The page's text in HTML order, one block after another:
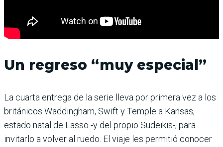
Un regreso “muy especial”
La cuarta entrega de la serie lleva por primera vez a los
británicos Waddingham, Swift y Temple a Kansas,
estado natal de Lasso -y del propio Sudeikis-, para
invitarlo a volver al ruedo. El viaje les permitió conocer